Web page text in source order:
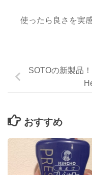
使ったら良さを実
SOTOの新製品
おすすめ